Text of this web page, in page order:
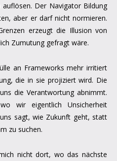
Der Navigator Bildung
aber er darf nicht normieren.
erzeugt die Illusion von
Zumutung gefragt wäre.
an Frameworks mehr irritiert
die in sie projiziert wird. Die
die Verantwortung abnimmt.
wir eigentlich Unsicherheit
sagt, wie Zukunft geht, statt
zu suchen.
nicht dort, wo das nächste